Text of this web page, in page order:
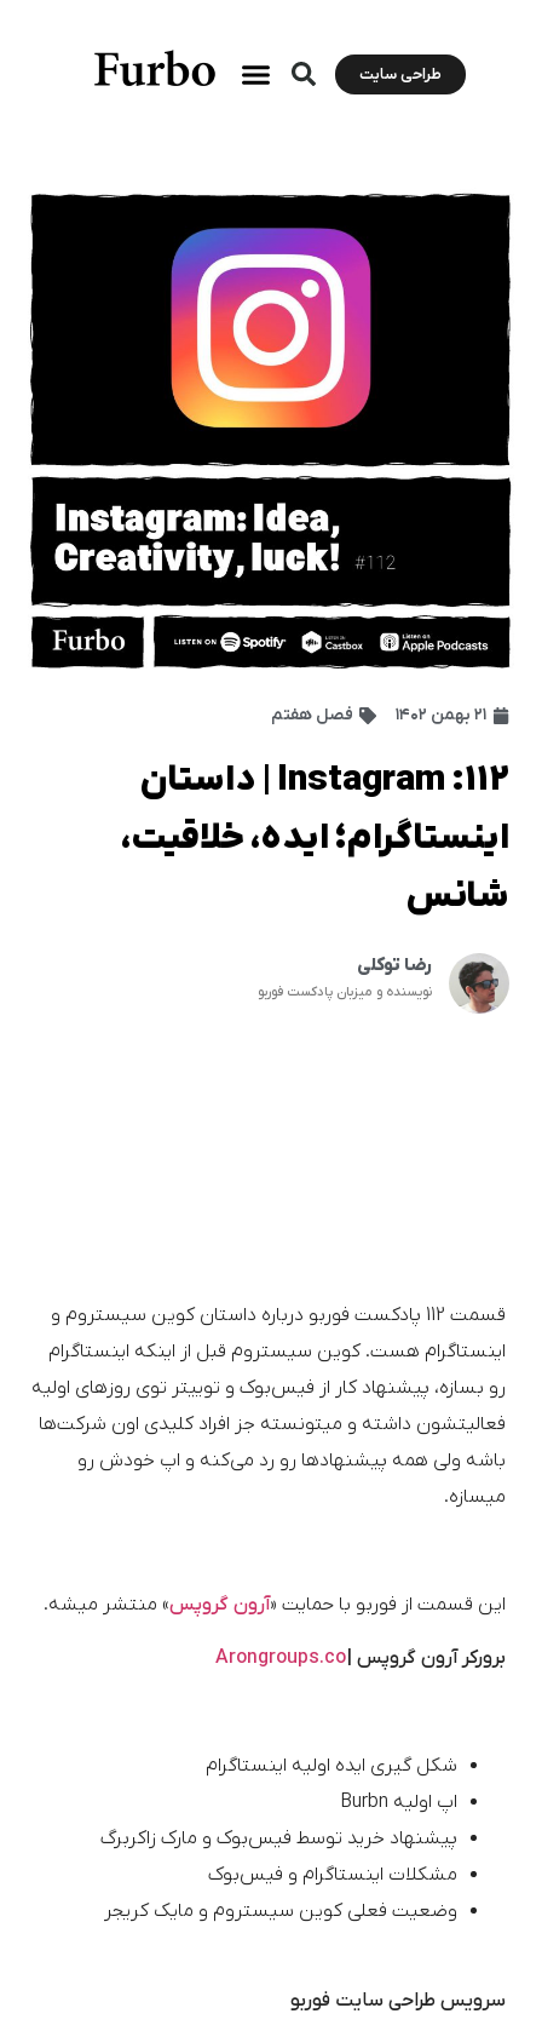
طراحی سایت
۲۱ بهمن ۱۴۰۲ فصل هفتم
112: Instagram | داستان
اینستاگرام؛ ایده، خلاقیت،
شانس
رضا توکلی
نویسنده و میزبان پادکست فوربو
قسمت 112 پادکست فوربو درباره داستان کوین سیستروم و
اینستاگرام هست. کوین سیستروم قبل از اینکه اینستاگرام
رو بسازه، پیشنهاد کار از فیس‌بوک و توییتر توی روزهای اولیه
فعالیتشون داشته و میتونسته جز افراد کلیدی اون شرکت‌ها
باشه ولی همه پیشنهادها رو رد می‌کنه و اپ خودش رو
میسازه.
این قسمت از فوربو با حمایت «آرون گروپس» منتشر میشه.
برورکر آرون گروپس Arongroups.co
شکل گیری ایده اولیه اینستاگرام
اپ اولیه Burbn
پیشنهاد خرید توسط فیس‌بوک و مارک زاکربرگ
مشکلات اینستاگرام و فیس‌بوک
وضعیت فعلی کوین سیستروم و مایک کریجر
سرویس طراحی سایت فوربو